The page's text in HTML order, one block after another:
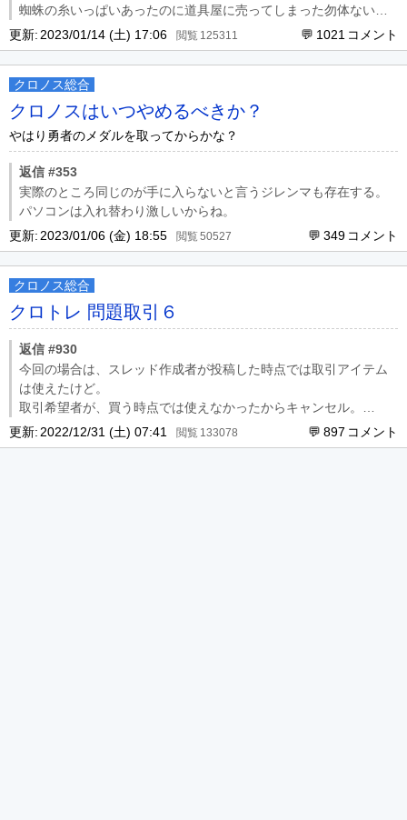
蜘蛛の糸いっぱいあったのに道具屋に売ってしまった勿体ない
(;´д⊂)
更新: 2023/01/14 (土) 17:06 125311 1021
クロノス総合
クロノスはいつやめるべきか？
やはり勇者のメダルを取ってからかな？
返信 #353
実際のところ同じのが手に入らないと言うジレンマも存在する。
パソコンは入れ替わり激しいからね。
更新: 2023/01/06 (金) 18:55 50527 349
クロノス総合
クロトレ 問題取引６
返信 #930
今回の場合は、スレッド作成者が投稿した時点では取引アイテム
は使えたけど。
取引希望者が、買う時点では使えなかったからキャンセル。
スレッド作成者が、取引キャンセルを認めているから特に問題な
しって感じかな。
更新: 2022/12/31 (土) 07:41 133078 897